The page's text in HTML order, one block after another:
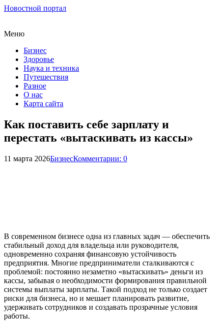
Новостной портал
Меню
Бизнес
Здоровье
Наука и техника
Путешествия
Разное
О нас
Карта сайта
Как поставить себе зарплату и
перестать «вытаскивать из кассы»
11 марта 2026БизнесКомментарии: 0
В современном бизнесе одна из главных задач — обеспечить
стабильный доход для владельца или руководителя,
одновременно сохраняя финансовую устойчивость
предприятия. Многие предприниматели сталкиваются с
проблемой: постоянно незаметно «вытаскивать» деньги из
кассы, забывая о необходимости формирования правильной
системы выплаты зарплаты. Такой подход не только создает
риски для бизнеса, но и мешает планировать развитие,
удерживать сотрудников и создавать прозрачные условия
работы.